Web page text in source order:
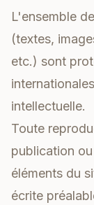
L'ensemble
(textes,
etc.) sont
intellectuelle.
Toute
publication
éléments du
écrite